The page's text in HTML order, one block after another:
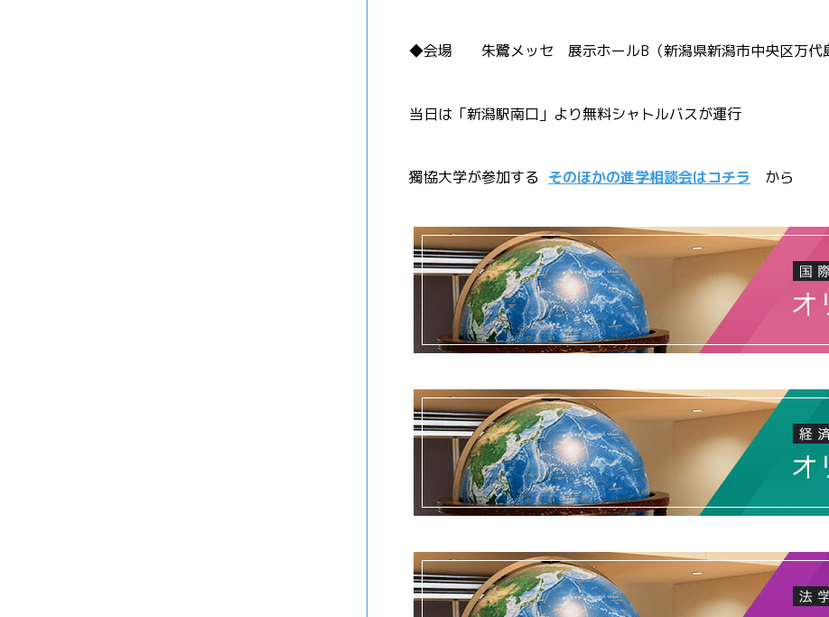
◆会場 朱鷺メッセ 展示ホールB（新潟県新潟市中央区万代
当日は「新潟駅南口」より無料シャトルバスが運行
獨協大学が参加する そのほかの進学相談会はコチラ から